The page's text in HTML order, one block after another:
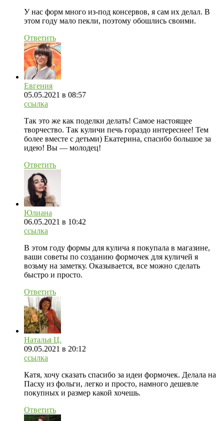
У нас форм много из-под консервов, я сам их делал. В
этом году мало пекли, поэтому обошлись своими.
Ответить
Евгения
05.05.2021 в 08:57
ссылка
Так это же как поделки делать! Самое настоящее
творчество. Так куличи печь гораздо интереснее! Тем
более вместе с детьми) Екатерина, спасибо большое за
идею! Вы — молодец!
Ответить
Юлиана
06.05.2021 в 10:42
ссылка
В этом году формы для кулича я покупала в магазине,
ваши советы по созданию формочек для куличей я
возьму на заметку. Оказывается, все можно сделать
быстро и просто.
Ответить
Наталья Ц.
09.05.2021 в 20:12
ссылка
Катя, хочу сказать спасибо за идеи формочек. Делала на
Пасху из фольги, легко и просто, намного дешевле
покупных и размер какой хочешь.
Ответить